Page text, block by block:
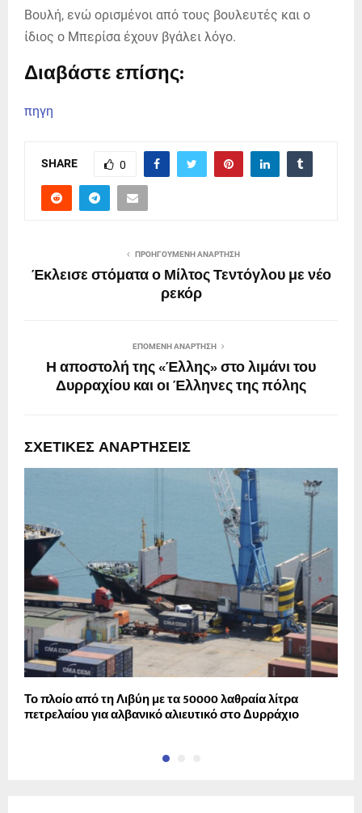
Βουλή, ενώ ορισμένοι από τους βουλευτές και ο
ίδιος ο Μπερίσα έχουν βγάλει λόγο.
Διαβάστε επίσης:
πηγη
SHARE 0
ΠΡΟΗΓΟΎΜΕΝΗ ΑΝΆΡΤΗΣΗ
Έκλεισε στόματα ο Μίλτος Τεντόγλου με νέο
ρεκόρ
ΕΠΌΜΕΝΗ ΑΝΆΡΤΗΣΗ
Η αποστολή της «Έλλης» στο λιμάνι του
Δυρραχίου και οι Έλληνες της πόλης
ΣΧΕΤΙΚΈΣ ΑΝΑΡΤΉΣΕΙΣ
Το πλοίο από τη Λιβύη με τα 50000 λαθραία λίτρα
πετρελαίου για αλβανικό αλιευτικό στο Δυρράχιο